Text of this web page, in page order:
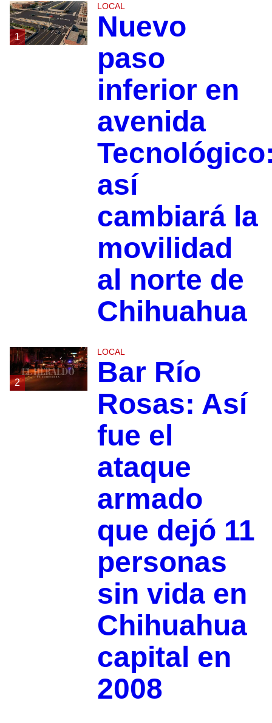
1
LOCAL
Nuevo
paso
inferior en
avenida
así
cambiará la
movilidad
al norte de
Chihuahua
2
LOCAL
Bar Río
Rosas: Así
fue el
ataque
armado
que dejó 11
personas
sin vida en
Chihuahua
capital en
2008